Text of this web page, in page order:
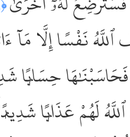
﴿٦﴾
ٱللَّهُ نَفْسًا إِلَّا مَآ
حِسَابًۭا
لَهُمْ عَذَابًۭا